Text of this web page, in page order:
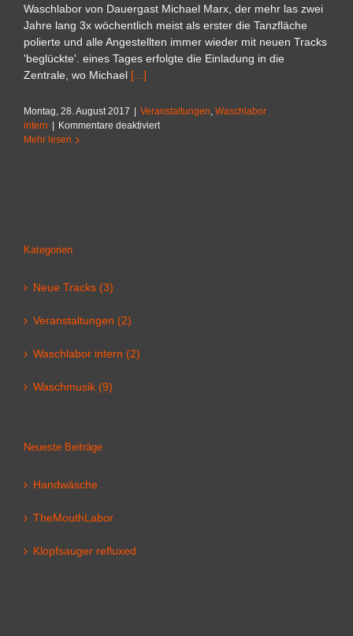
Waschlabor von Dauergast Michael Marx, der mehr las zwei
Jahre lang 3x wöchentlich meist als erster die Tanzfläche
polierte und alle Angestellten immer wieder mit neuen Tracks
'beglückte'. eines Tages erfolgte die Einladung in die
Zentrale, wo Michael [...]
Montag, 28. August 2017 | Veranstaltungen Waschlabor
intern | Kommentare deaktiviertfür
Mehr lesen
Kategorien
Neue Tracks (3)
Veranstaltungen (2)
Waschlabor intern (2)
Waschmusik (9)
Neueste Beiträge
Handwäsche
TheMouthLabor
Klopfsauger refluxed